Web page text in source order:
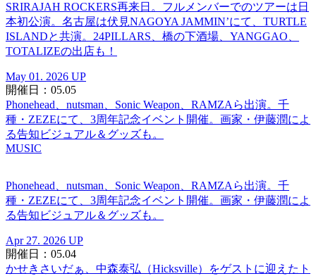
SRIRAJAH ROCKERS再来日。フルメンバーでのツアーは日
本初公演。名古屋は伏見NAGOYA JAMMIN’にて、TURTLE
ISLANDと共演。24PILLARS、橋の下酒場、YANGGAO、
TOTALIZEの出店も！
May 01. 2026 UP
開催日：05.05
Phonehead、nutsman、Sonic Weapon、RAMZAら出演。千
種・ZEZEにて、3周年記念イベント開催。画家・伊藤潤によ
る告知ビジュアル＆グッズも。
MUSIC
Phonehead、nutsman、Sonic Weapon、RAMZAら出演。千
種・ZEZEにて、3周年記念イベント開催。画家・伊藤潤によ
る告知ビジュアル＆グッズも。
Apr 27. 2026 UP
開催日：05.04
かせきさいだぁ、中森泰弘（Hicksville）をゲストに迎えたト